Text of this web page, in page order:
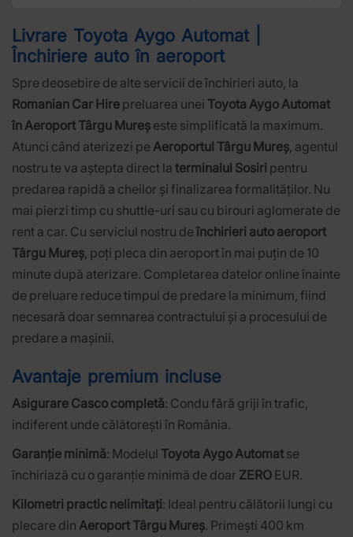
Livrare Toyota Aygo Automat |
Închiriere auto în aeroport
Spre deosebire de alte servicii de închirieri auto, la
Romanian Car Hire preluarea unei Toyota Aygo Automat
în Aeroport Târgu Mureș este simplificată la maximum.
Atunci când aterizezi pe Aeroportul Târgu Mureș, agentul
nostru te va aștepta direct la terminalul Sosiri pentru
predarea rapidă a cheilor și finalizarea formalităților. Nu
mai pierzi timp cu shuttle-uri sau cu birouri aglomerate de
rent a car. Cu serviciul nostru de închirieri auto aeroport
Târgu Mureș, poți pleca din aeroport în mai puțin de 10
minute după aterizare. Completarea datelor online înainte
de preluare reduce timpul de predare la minimum, fiind
necesară doar semnarea contractului și a procesului de
predare a mașinii.
Avantaje premium incluse
Asigurare Casco completă: Condu fără griji în trafic,
indiferent unde călătorești în România.
Garanție minimă: Modelul Toyota Aygo Automat se
închiriază cu o garanție minimă de doar ZERO EUR.
Kilometri practic nelimitați: Ideal pentru călătorii lungi cu
plecare din Aeroport Târgu Mureș. Primești 400 km